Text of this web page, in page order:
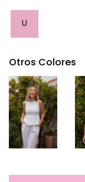
U
Otros Colores